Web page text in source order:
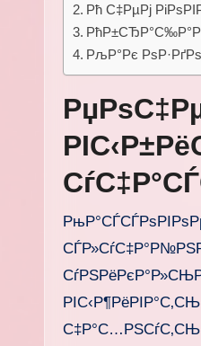
Рћ С‡РµРј
РљР°Рє
С‡Р°С…РЅСѓС‚СЊ.